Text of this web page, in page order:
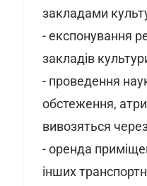
закладами
- експонування
закладів
- проведення
обстеження,
вивозяться
- оренда
інших